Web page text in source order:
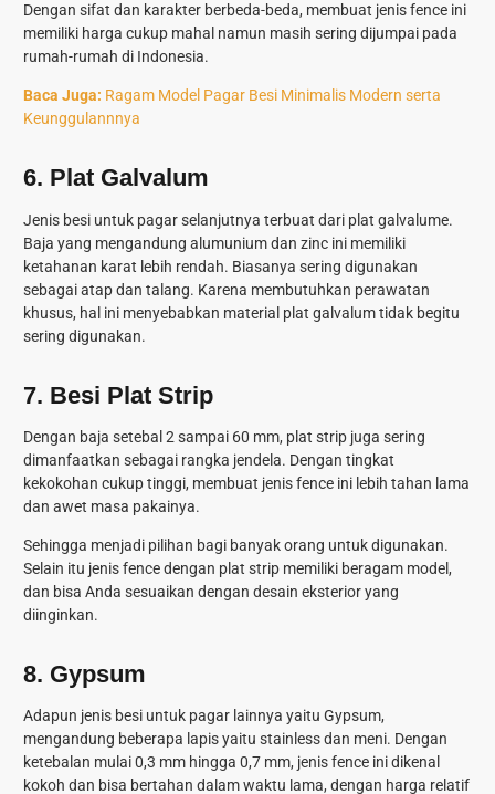
Dengan sifat dan karakter berbeda-beda, membuat jenis fence ini
memiliki harga cukup mahal namun masih sering dijumpai pada
rumah-rumah di Indonesia.
Baca Juga: Ragam Model Pagar Besi Minimalis Modern serta
Keunggulannnya
6. Plat Galvalum
Jenis besi untuk pagar selanjutnya terbuat dari plat galvalume.
Baja yang mengandung alumunium dan zinc ini memiliki
ketahanan karat lebih rendah. Biasanya sering digunakan
sebagai atap dan talang. Karena membutuhkan perawatan
khusus, hal ini menyebabkan material plat galvalum tidak begitu
sering digunakan.
7. Besi Plat Strip
Dengan baja setebal 2 sampai 60 mm, plat strip juga sering
dimanfaatkan sebagai rangka jendela. Dengan tingkat
kekokohan cukup tinggi, membuat jenis fence ini lebih tahan lama
dan awet masa pakainya.
Sehingga menjadi pilihan bagi banyak orang untuk digunakan.
Selain itu jenis fence dengan plat strip memiliki beragam model,
dan bisa Anda sesuaikan dengan desain eksterior yang
diinginkan.
8. Gypsum
Adapun jenis besi untuk pagar lainnya yaitu Gypsum,
mengandung beberapa lapis yaitu stainless dan meni. Dengan
ketebalan mulai 0,3 mm hingga 0,7 mm, jenis fence ini dikenal
kokoh dan bisa bertahan dalam waktu lama, dengan harga relatif